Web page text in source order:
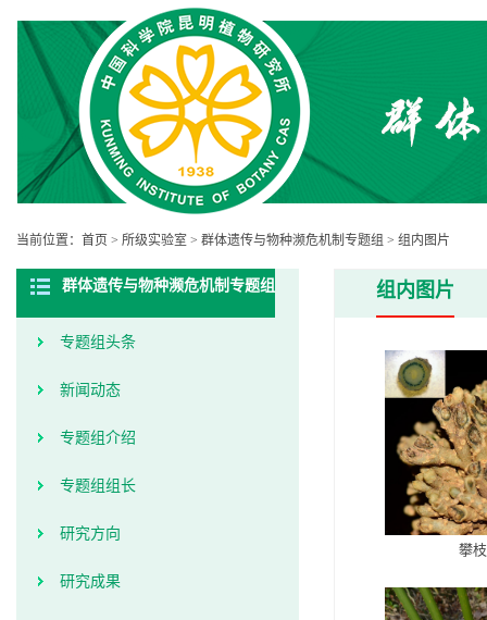
当前位置： 首页 > 所级实验室 > 群体遗传与物种濒危机制专题组 > 组内图片
群体遗传与物种濒危机制专题组
专题组头条
新闻动态
专题组介绍
专题组组长
研究方向
研究成果
组内图片
攀